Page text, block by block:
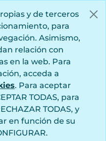
y de terceros
para
Asimismo,
relación con
en la web. Para
acceda a
. Para aceptar
TODAS, para
TODAS, y
en función de su